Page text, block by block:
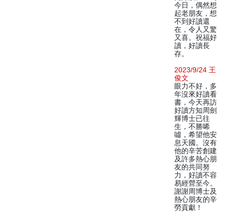
今日，偶然想
起老朋友，想
不到好讀還
在，令人又驚
又喜。祝福好
讀，好讀長
存。
2023/9/24 王
俊文
眼力不好，多
年沒來好讀看
書，今天再訪
好讀方知周劍
輝博士已往
生，不勝唏
噓，希望他安
息天國。沒有
他的辛苦創建
及許多熱心朋
友的共同努
力，好讀不容
易經營至今。
謝謝周博士及
熱心朋友的辛
勞貢獻！